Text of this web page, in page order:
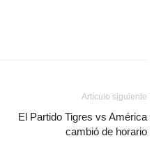
Artículo siguiente
El Partido Tigres vs América
cambió de horario